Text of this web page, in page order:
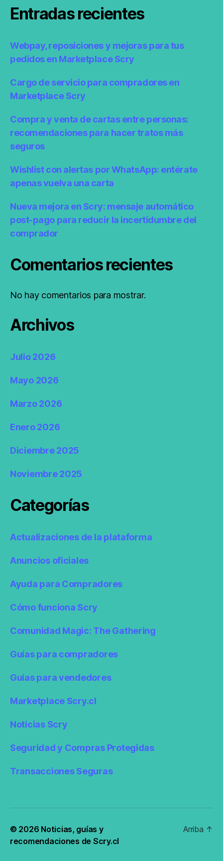
Entradas recientes
Webpay, reposiciones y mejoras para tus
pedidos en Marketplace Scry
Cargo de servicio para compradores en
Marketplace Scry
Compra y venta de cartas entre personas:
recomendaciones para hacer tratos más
seguros
Wishlist con alertas por WhatsApp: entérate
apenas vuelva una carta
Nueva mejora en Scry: mensaje automático
post-pago para reducir la incertidumbre del
comprador
Comentarios recientes
No hay comentarios para mostrar.
Archivos
Julio 2026
Mayo 2026
Marzo 2026
Enero 2026
Diciembre 2025
Noviembre 2025
Categorías
Actualizaciones de la plataforma
Anuncios oficiales
Ayuda para Compradores
Cómo funciona Scry
Comunidad Magic: The Gathering
Guías para compradores
Guías para vendedores
Marketplace Scry.cl
Noticias Scry
Seguridad y Compras Protegidas
Transacciones Seguras
© 2026 Noticias, guías y
recomendaciones de Scry.cl
Arriba ↑